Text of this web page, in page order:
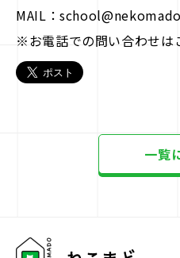
MAIL：
※お電話での問い合わせは
一覧